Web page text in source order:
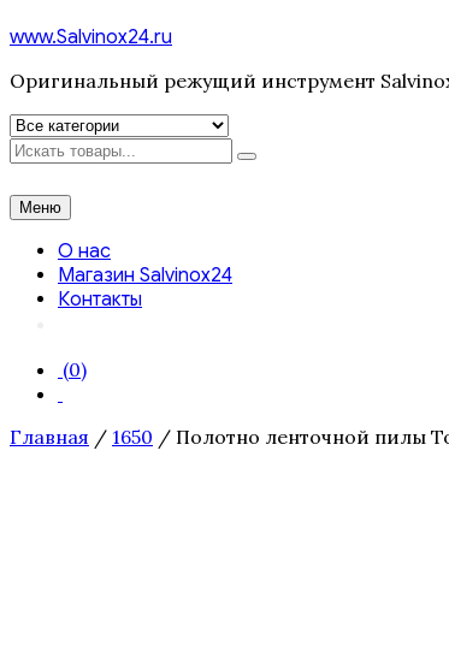
www.Salvinox24.ru
Оригинальный режущий инструмент
Искать
Меню
О нас
Магазин Salvinox24
Контакты
(0)
Главная / 1650 / Полотно ленточной пилы